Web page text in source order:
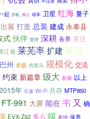
起 开机 频点 动车 卫星 红海 量子
出展 打造 总装 建成 永泰县
式伙伴 坚持 深耕 各界 关注
江省 莱芜率扩建 最强
巴州 承载 伪黑马 规模化 交流
约束 新篇章 级大 新规 以上
年 应邀 Wi-Fi 共存 MTP850
FT-991 大屏能在 韦 又 确
EVX-Z62 多么 端 基地 保养